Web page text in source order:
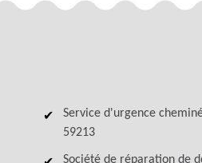
Service d'urgence
59213
Société de réparation de